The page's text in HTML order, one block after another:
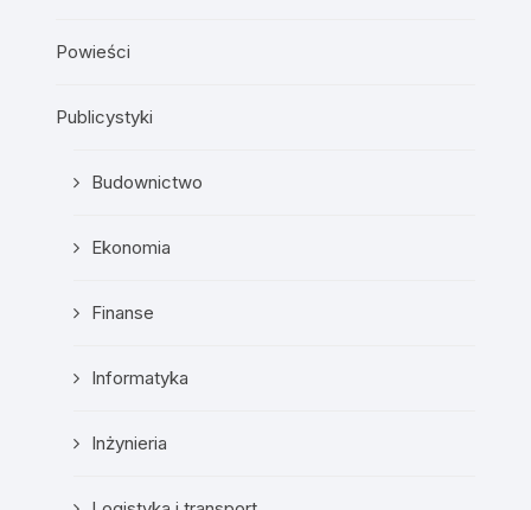
Powieści
Publicystyki
Budownictwo
Ekonomia
Finanse
Informatyka
Inżynieria